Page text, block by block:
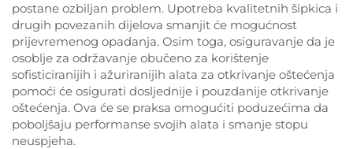
postane ozbiljan problem. Upotreba kvalitetnih šipkica i
drugih povezanih dijelova smanjit će mogućnost
prijevremenog opadanja. Osim toga, osiguravanje da je
osoblje za održavanje obučeno za korištenje
sofisticiranijih i ažuriranijih alata za otkrivanje oštećenja
pomoći će osigurati dosljednije i pouzdanije otkrivanje
oštećenja. Ova će se praksa omogućiti poduzećima da
poboljšaju performanse svojih alata i smanje stopu
neuspjeha.